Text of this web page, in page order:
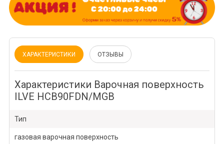
ХАРАКТЕРИСТИКИ ОТЗЫВЫ
Характеристики Варочная поверхность
ILVE HCB90FDN/MGB
Тип
газовая варочная поверхность